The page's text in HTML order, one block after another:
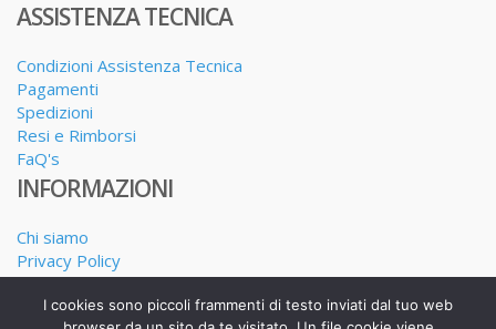
ASSISTENZA TECNICA
Condizioni Assistenza Tecnica
Pagamenti
Spedizioni
Resi e Rimborsi
FaQ's
INFORMAZIONI
Chi siamo
Privacy Policy
Dove siamo
I nostri Servizi
I cookies sono piccoli frammenti di testo inviati dal tuo web